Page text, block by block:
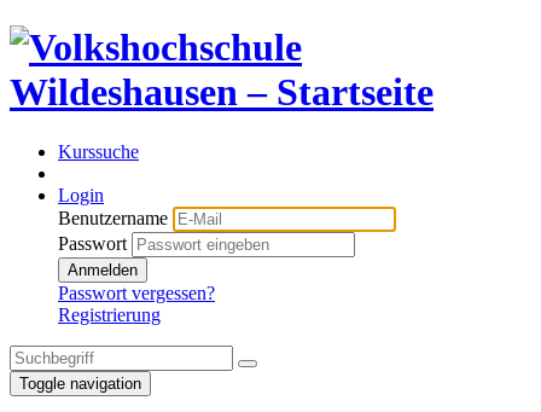
Kurssuche
Login
Benutzername
Passwort
Anmelden
Passwort vergessen?
Registrierung
Toggle navigation